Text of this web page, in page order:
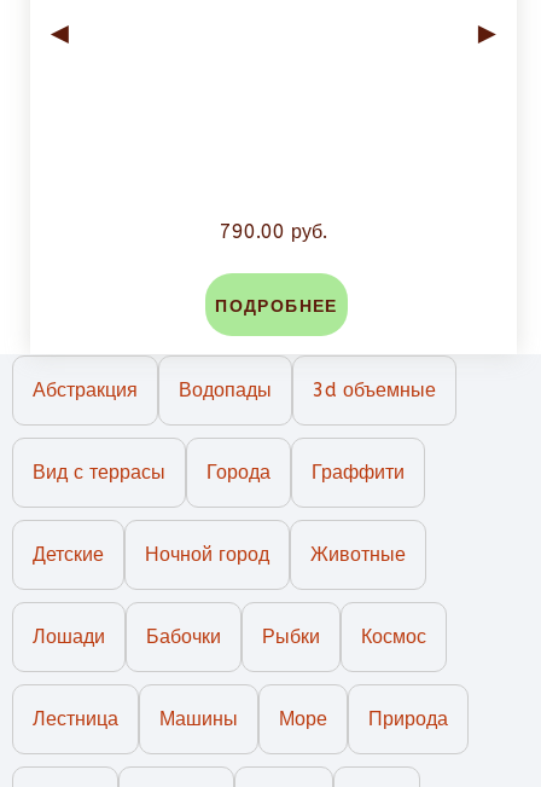
◄ ►
790.00 руб.
ПОДРОБНЕЕ
Абстракция Водопады 3d объемные
Вид с террасы Города Граффити
Детские Ночной город Животные
Лошади Бабочки Рыбки Космос
Лестница Машины Море Природа